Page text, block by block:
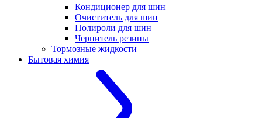
Кондиционер для шин
Очиститель для шин
Полироли для шин
Чернитель резины
Тормозные жидкости
Бытовая химия